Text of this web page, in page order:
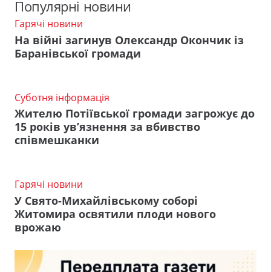
Популярні новини
Гарячі новини
На війні загинув Олександр Окончик із
Баранівської громади
Суботня інформація
Жителю Потіївської громади загрожує до
15 років ув’язнення за вбивство
співмешканки
Гарячі новини
У Свято-Михайлівському соборі
Житомира освятили плоди нового
врожаю